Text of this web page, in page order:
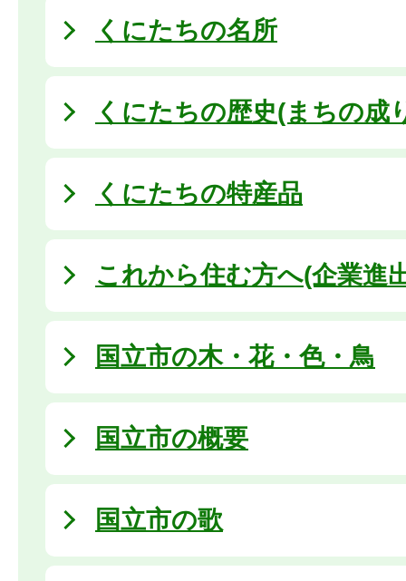
くにたちの名所
くにたちの歴史(まちの成
くにたちの特産品
これから住む方へ(企業進
国立市の木・花・色・鳥
国立市の概要
国立市の歌